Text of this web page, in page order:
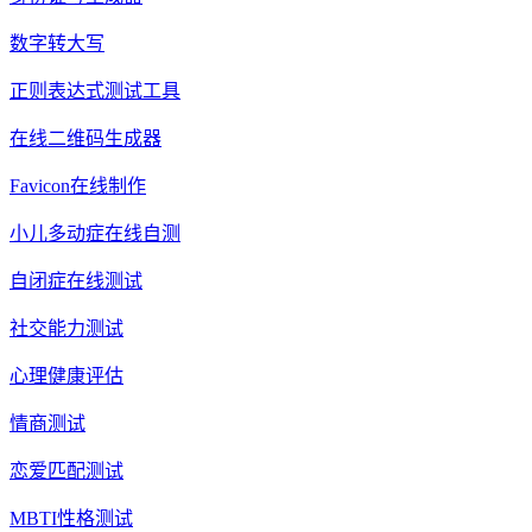
数字转大写
正则表达式测试工具
在线二维码生成器
Favicon在线制作
小儿多动症在线自测
自闭症在线测试
社交能力测试
心理健康评估
情商测试
恋爱匹配测试
MBTI性格测试